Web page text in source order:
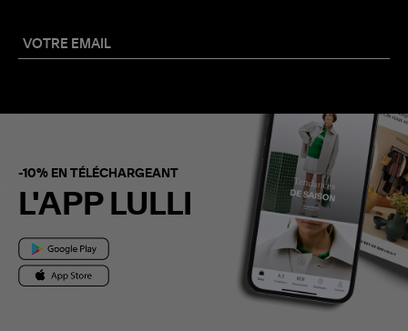
-10% EN TÉLÉCHARGEANT
L'APP LULLI